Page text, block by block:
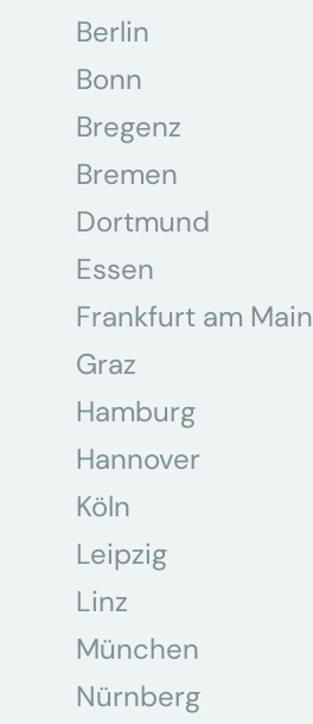
Berlin
Bonn
Bregenz
Bremen
Dortmund
Essen
Frankfurt am Main
Graz
Hamburg
Hannover
Köln
Leipzig
Linz
München
Nürnberg